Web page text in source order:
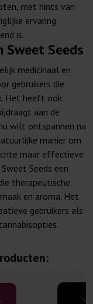
met hints van
ervaring
is.
Sweet Seeds
medicinaal en
gebruikers die
Het heeft ook
aan de
wilt ontspannen na
manier om
maar effectieve
Seeds een
therapeutische
en aroma. Het
gebruikers als